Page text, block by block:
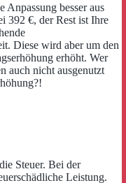
Anpassung besser aus
392 €, der Rest ist Ihre
Diese wird aber um den
erhöht. Wer
auch nicht ausgenutzt
Steuer. Bei der
Leistung.